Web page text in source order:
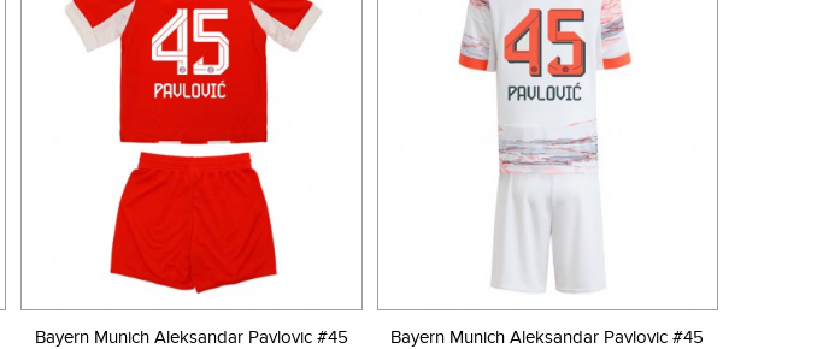
Bayern Munich Aleksandar Pavlovic #45
Bayern Munich Aleksandar Pavlovic #45